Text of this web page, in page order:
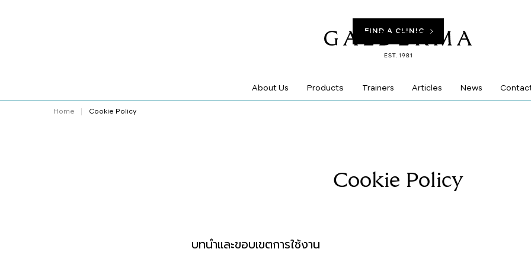
FIND A CLINIC
About Us Products Trainers Articles News
Home Cookie Policy
Cookie Policy
บทนำและขอบเขตการใช้งาน